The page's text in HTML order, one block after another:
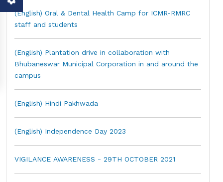
(English) Oral & Dental Health Camp for ICMR-RMRC
staff and students
(English) Plantation drive in collaboration with
Bhubaneswar Municipal Corporation in and around the
campus
(English) Hindi Pakhwada
(English) Independence Day 2023
VIGILANCE AWARENESS - 29TH OCTOBER 2021